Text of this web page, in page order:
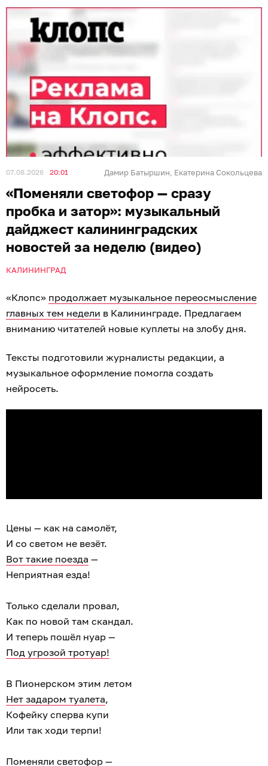
07.08.2026 20:01 Дамир Батыршин, Екатерина Сокольцева
«Поменяли светофор — сразу
пробка и затор»: музыкальный
дайджест калининградских
новостей за неделю (видео)
КАЛИНИНГРАД
«Клопс» продолжает музыкальное переосмысление
главных тем недели в Калининграде. Предлагаем
вниманию читателей новые куплеты на злобу дня.
Тексты подготовили журналисты редакции, а
музыкальное оформление помогла создать
нейросеть.
Цены — как на самолёт,
И со светом не везёт.
Вот такие поезда —
Неприятная езда!
Только сделали провал,
Как по новой там скандал.
И теперь пошёл нуар —
Под угрозой тротуар!
В Пионерском этим летом
Нет задаром туалета,
Кофейку сперва купи
Или так ходи терпи!
Поменяли светофор —